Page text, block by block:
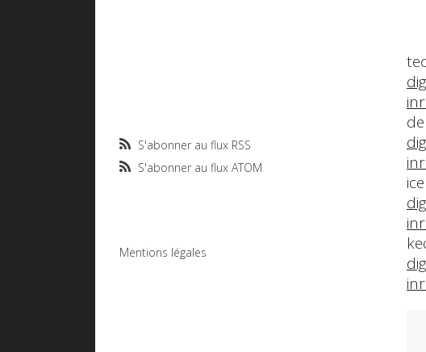
S'abonner au flux RSS
S'abonner au flux ATOM
Mentions légales